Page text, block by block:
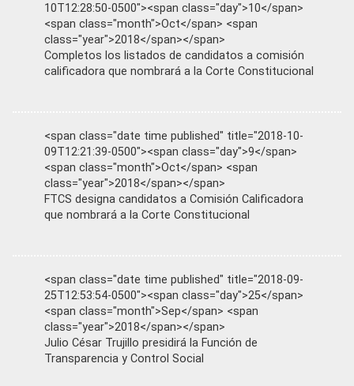
10T12:28:50-0500"><span class="day">10</span>
<span class="month">Oct</span> <span
class="year">2018</span></span>
Completos los listados de candidatos a comisión
calificadora que nombrará a la Corte Constitucional
<span class="date time published" title="2018-10-
09T12:21:39-0500"><span class="day">9</span>
<span class="month">Oct</span> <span
class="year">2018</span></span>
FTCS designa candidatos a Comisión Calificadora
que nombrará a la Corte Constitucional
<span class="date time published" title="2018-09-
25T12:53:54-0500"><span class="day">25</span>
<span class="month">Sep</span> <span
class="year">2018</span></span>
Julio César Trujillo presidirá la Función de
Transparencia y Control Social